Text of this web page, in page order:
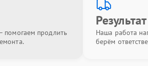
помогаем продлить
Наша работа
берём